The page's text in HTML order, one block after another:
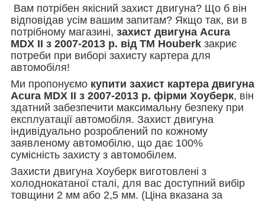
Вам потрібен якісний захист двигуна? Що б він
відповідав усім вашим запитам? Якщо так, ви в
потрібному магазині, захист двигуна Acura
MDX II з 2007-2013 р. від ТМ Houberk закриє
потреби при виборі захисту картера для
автомобіля!
Ми пропонуємо купити захист картера двигуна
Acura MDX II з 2007-2013 р. фірми Хоуберк, він
здатний забезпечити максимальну безпеку при
експлуатації автомобіля. Захист двигуна
індивідуально розроблений по кожному
заявленому автомобілю, що дає 100%
сумісність захисту з автомобілем.
Захисти двигуна Хоуберк виготовлені з
холоднокатаної сталі, для вас доступний вибір
товщини 2 мм або 2,5 мм. (Ціна вказана за